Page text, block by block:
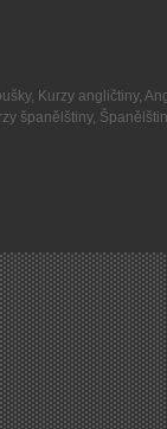
, Kurzy angličtiny,
španělštiny,